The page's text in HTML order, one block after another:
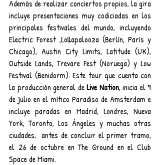
Además de realizar conciertos propios, la gira
incluye presentaciones muy codiciadas en los
principales festivales del mundo, incluyendo
Electric Forest ,Lollapalooza (Berlín, París y
Chicago), Austin City Limits, Latitude (UK),
Outside Lands, Trevare Fest (Noruega) y Low
Festival (Benidorm). Este tour que cuenta con
la producción general de Live Nation, inicia el 9
de julio en el mítico Paradiso de Amsterdam e
incluye paradas en Madrid, Londres, Nueva
York, Toronto, Los Ángeles y muchas otras
ciudades,  antes de concluir el primer tramo,
el 26 de octubre en The Ground en el Club
Space de Miami.